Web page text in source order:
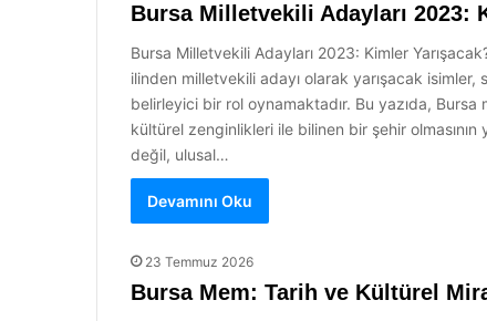
Bursa Milletvekili Adayları 2023:
Bursa Milletvekili Adayları 2023: Kimler
ilinden milletvekili adayı olarak yarışacak
belirleyici bir rol oynamaktadır. Bu yazıda,
kültürel zenginlikleri ile bilinen bir şehir
değil, ulusal…
Devamını Oku
23 Temmuz 2026
Bursa Mem: Tarih ve Kültürel